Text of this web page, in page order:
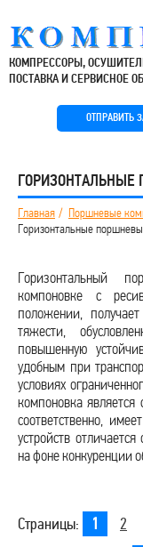
КОМПРЕССОРЫ,
ПОСТАВКА И СЕРВИСНОЕ
ОТПРАВИТЬ
Главная
Поршневые
Горизонтальные
Горизонтальный
компоновке с
положении,
тяжести,
повышенную
удобным при
условиях
компоновка является
соответственно,
устройств
на фоне конкуренции
Страницы: 1 2